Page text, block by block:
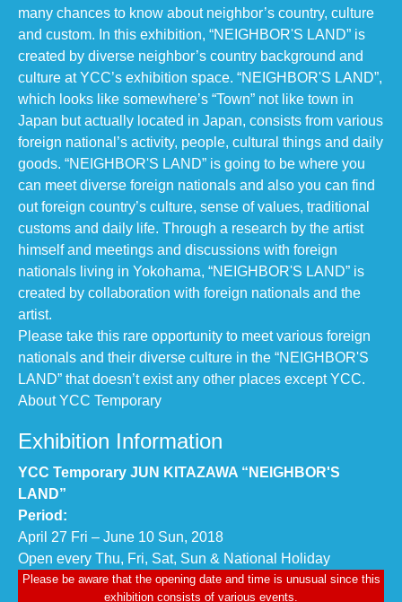
many chances to know about neighbor’s country, culture
and custom. In this exhibition, “NEIGHBOR'S LAND” is
created by diverse neighbor’s country background and
culture at YCC’s exhibition space. “NEIGHBOR'S LAND”,
which looks like somewhere’s “Town” not like town in
Japan but actually located in Japan, consists from various
foreign national’s activity, people, cultural things and daily
goods. “NEIGHBOR'S LAND” is going to be where you
can meet diverse foreign nationals and also you can find
out foreign country’s culture, sense of values, traditional
customs and daily life. Through a research by the artist
himself and meetings and discussions with foreign
nationals living in Yokohama, “NEIGHBOR'S LAND” is
created by collaboration with foreign nationals and the
artist.
Please take this rare opportunity to meet various foreign
nationals and their diverse culture in the “NEIGHBOR'S
LAND” that doesn’t exist any other places except YCC.
About YCC Temporary
Exhibition Information
YCC Temporary JUN KITAZAWA “NEIGHBOR'S
LAND”
Period:
April 27 Fri – June 10 Sun, 2018
Open every Thu, Fri, Sat, Sun & National Holiday
Please be aware that the opening date and time is unusual since this
exhibition consists of various events.